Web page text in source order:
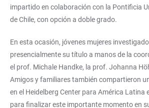
impartido en colaboración con la Pontificia
de Chile, con opción a doble grado.
En esta ocasión, jóvenes mujeres
presencialmente su título a manos de la
el prof. Michale Handke, la prof. Johanna
Amigos y familiares también compartieron
en el Heidelberg Center para América Latina
para finalizar este importante momento en